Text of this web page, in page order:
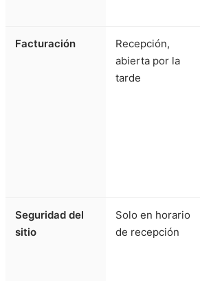
Facturación
Recepción,
abierta por la
tarde
Seguridad del
sitio
Solo en horario
de recepción